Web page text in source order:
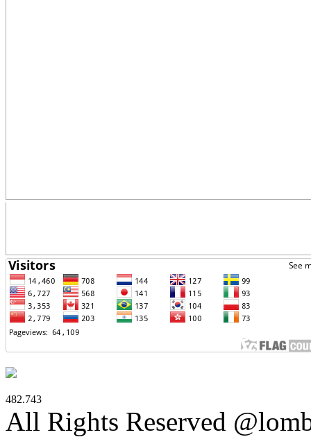
482.743
All Rights Reserved